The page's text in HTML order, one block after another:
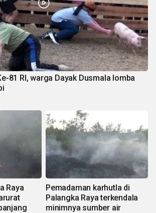
81 RI, warga Dayak Dusmala lomba
Raya
Pemadaman karhutla di
Palangka Raya terkendala
minimnya sumber air